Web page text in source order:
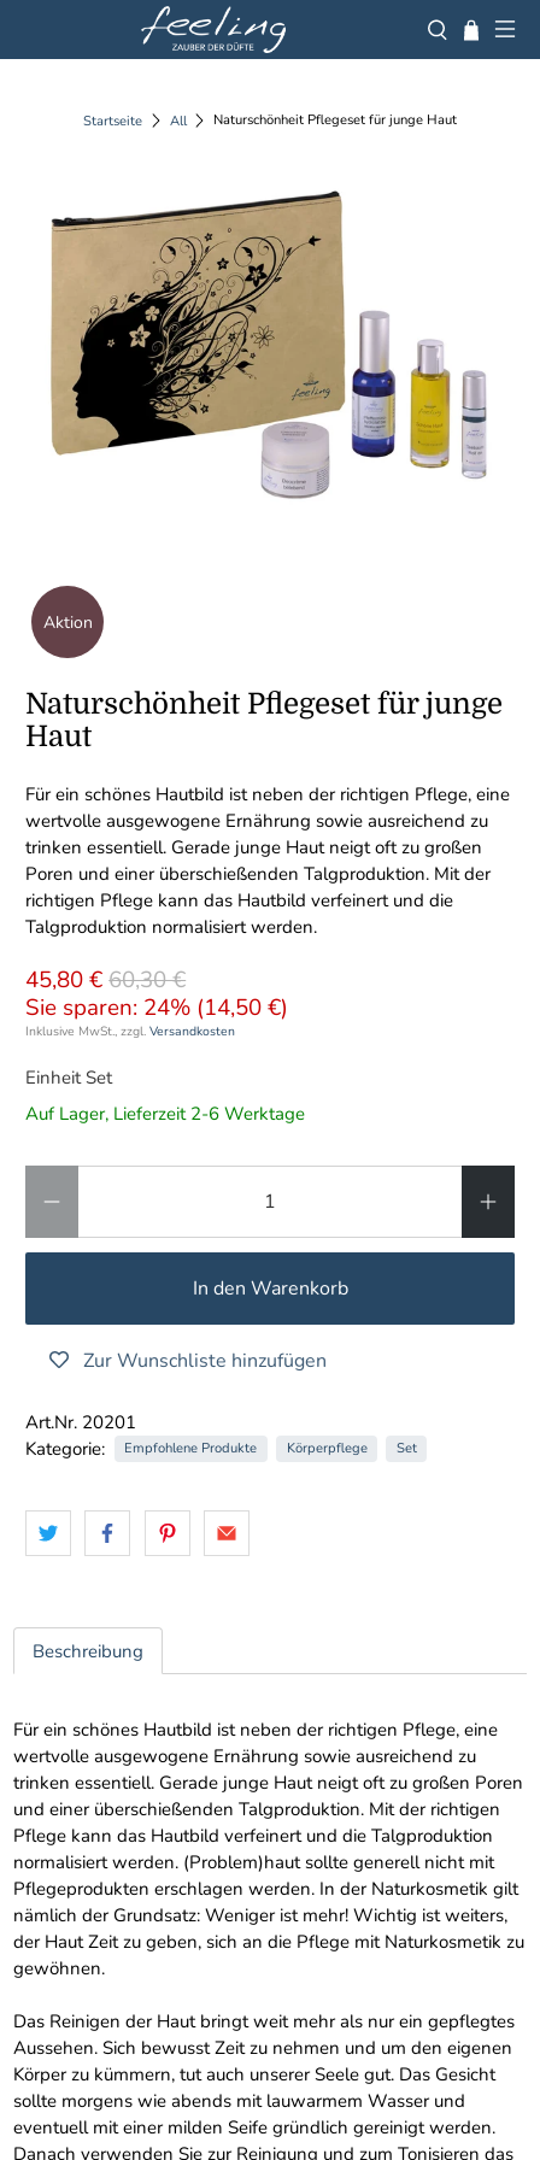
Startseite All Naturschönheit Pflegeset für junge Haut
Aktion
Naturschönheit Pflegeset für junge
Haut
Für ein schönes Hautbild ist neben der richtigen Pflege, eine
wertvolle ausgewogene Ernährung sowie ausreichend zu
trinken essentiell. Gerade junge Haut neigt oft zu großen
Poren und einer überschießenden Talgproduktion. Mit der
richtigen Pflege kann das Hautbild verfeinert und die
Talgproduktion normalisiert werden.
45,80 € 60,30 €
Sie sparen: 24% (14,50 €)
Inklusive MwSt., zzgl.Versandkosten
Einheit Set
Auf Lager, Lieferzeit 2-6 Werktage
In den Warenkorb
Zur Wunschliste hinzufügen
Art.Nr. 20201
Kategorie:
Empfohlene Produkte Körperpflege Set
Beschreibung
Für ein schönes Hautbild ist neben der richtigen Pflege, eine
wertvolle ausgewogene Ernährung sowie ausreichend zu
trinken essentiell. Gerade junge Haut neigt oft zu großen Poren
und einer überschießenden Talgproduktion. Mit der richtigen
Pflege kann das Hautbild verfeinert und die Talgproduktion
normalisiert werden. (Problem)haut sollte generell nicht mit
Pflegeprodukten erschlagen werden. In der Naturkosmetik gilt
nämlich der Grundsatz: Weniger ist mehr! Wichtig ist weiters,
der Haut Zeit zu geben, sich an die Pflege mit Naturkosmetik zu
gewöhnen.
Das Reinigen der Haut bringt weit mehr als nur ein gepflegtes
Aussehen. Sich bewusst Zeit zu nehmen und um den eigenen
Körper zu kümmern, tut auch unserer Seele gut. Das Gesicht
sollte morgens wie abends mit lauwarmem Wasser und
eventuell mit einer milden Seife gründlich gereinigt werden.
Danach verwenden Sie zur Reinigung und zum Tonisieren das